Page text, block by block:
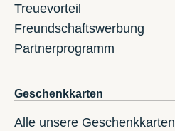
Treuevorteil
Freundschaftswerbung
Partnerprogramm
Geschenkkarten
Alle unsere Geschenkkarten